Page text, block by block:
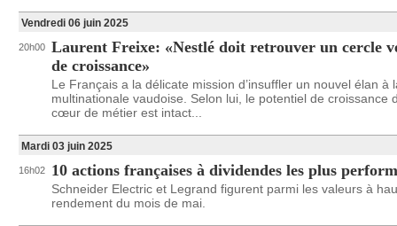
Vendredi 06 juin 2025
20h00 Laurent Freixe: «Nestlé doit retrouver un cercle
de croissance»
Le Français a la délicate mission d’insuffler un nouvel élan à
multinationale vaudoise. Selon lui, le potentiel de croissance
cœur de métier est intact...
Mardi 03 juin 2025
16h02 10 actions françaises à dividendes les plus
Schneider Electric et Legrand figurent parmi les valeurs à
rendement du mois de mai.